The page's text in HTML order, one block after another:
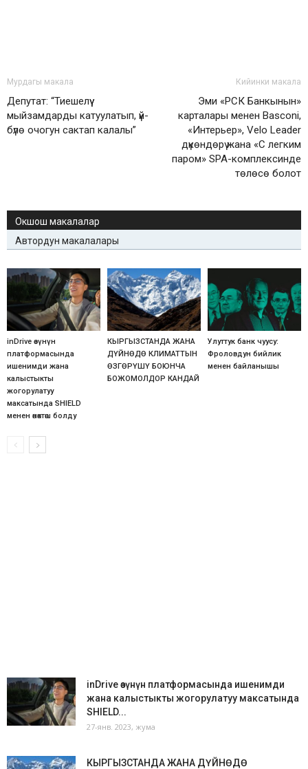
Мурдагы макала
Депутат: “Тиешелүү
мыйзамдарды катуулатып, үй-
бүлө очогун сактап калалы”
Кийинки макала
Эми «РСК Банкынын»
карталары менен Basconi,
«Интерьер», Velo Leader
дүкөндөрү жана «С легким
паром» SPA-комплексинде
төлөсө болот
Окшош макалалар
Автордун макалалары
inDrive өзүнүн
платформасында
ишенимди жана
калыстыкты
жогорулатуу
максатында SHIELD
менен өнөктөш болду
КЫРГЫЗСТАНДА ЖАНА
ДҮЙНӨДӨ КЛИМАТТЫН
ӨЗГӨРҮШҮ БОЮНЧА
БОЖОМОЛДОР КАНДАЙ
Улуттук банк чуусу:
Фроловдун бийлик
менен байланышы
inDrive өзүнүн платформасында ишенимди
жана калыстыкты жогорулатуу максатында
SHIELD...
27-янв. 2023, жума
КЫРГЫЗСТАНДА ЖАНА ДҮЙНӨДӨ